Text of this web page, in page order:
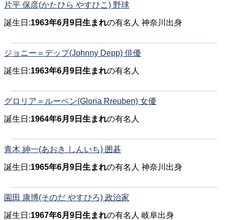
片平 保彦(かたひら やすひこ) 野球
誕生日:1963年6月9日生まれの有名人 神奈川出身
ジョニー＝デップ(Johnny Depp) 俳優
誕生日:1963年6月9日生まれの有名人
グロリア＝ルーベン(Gloria Rreuben) 女優
誕生日:1964年6月9日生まれの有名人
青木 紳一(あおき しんいち) 囲碁
誕生日:1965年6月9日生まれの有名人 神奈川出身
園田 康博(そのだ やすひろ) 政治家
誕生日:1967年6月9日生まれの有名人 岐阜出身